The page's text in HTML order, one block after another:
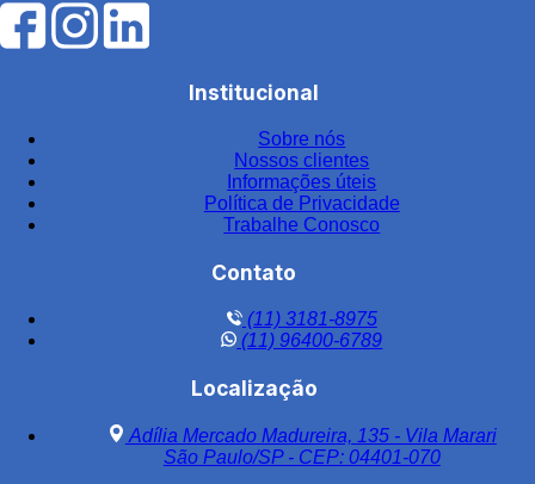
Filtro de água industrial
Filtro de carvão ativado para água
Filtro de carvão ativado industrial
Filtro de carvão ativado para tratamento de água
Filtro de carvão preço
Filtro central de água
Filtro central de água em aço inox
Filtro central de água inox
Filtro central de água potável aço inox
Institucional
Sobre nós
Nossos clientes
Informações úteis
Política de Privacidade
Trabalhe Conosco
Contato
(11) 3181-8975
(11) 96400-6789
Localização
Adília Mercado Madureira, 135 - Vila Marari
São Paulo/SP - CEP: 04401-070